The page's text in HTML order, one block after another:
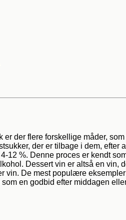
der flere forskellige måder,
der er tilbage i dem,
12 %. Denne proces er kendt
Dessert vin er altså en vin,
De mest populære
en godbid efter middagen